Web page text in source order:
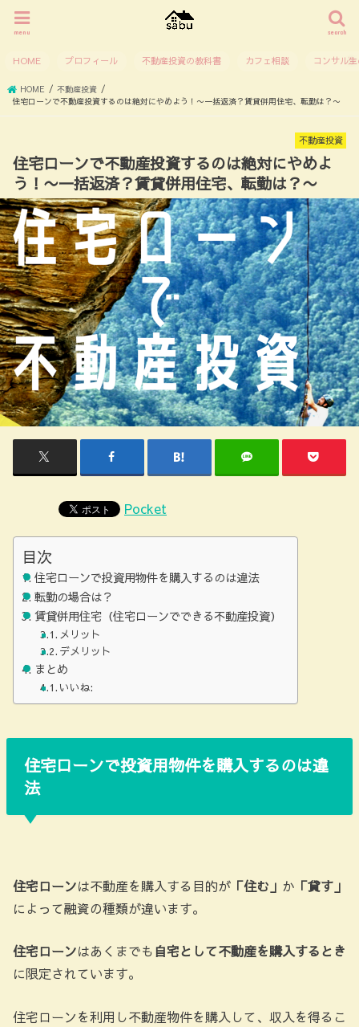
search
menu
HOME プロフィール 不動産投資の教科書 カフェ相談 コンサル
HOME
不動産投資
住宅ローンで不動産投資するのは絶対にやめよう！〜一括返済？賃貸併用住宅、転勤は？〜
不動産投資
住宅ローンで不動産投資するのは絶対にやめよ
う！〜一括返済？賃貸併用住宅、転勤は？〜
Pocket
目次
住宅ローンで投資用物件を購入するのは違法
転勤の場合は？
賃貸併用住宅（住宅ローンでできる不動産投資）
メリット
デメリット
まとめ
いいね:
住宅ローンで投資用物件を購入するのは違
法
住宅ローンは不動産を購入する目的が 「住む」 か 「貸す」
によって融資の種類が違います。
住宅ローンはあくまでも自宅として不動産を購入するとき
に限定されています。
住宅ローンを利用し不動産物件を購入して、収入を得るこ